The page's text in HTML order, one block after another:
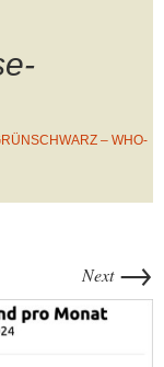
– WHO-
Next →